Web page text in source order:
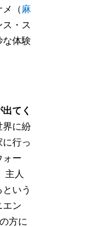
（麻
・ス
体験
てく
界に紛
行っ
ー
主人
いう
ン
方に